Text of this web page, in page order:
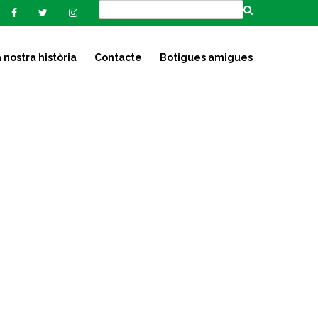
nostra història Contacte Botigues amigues